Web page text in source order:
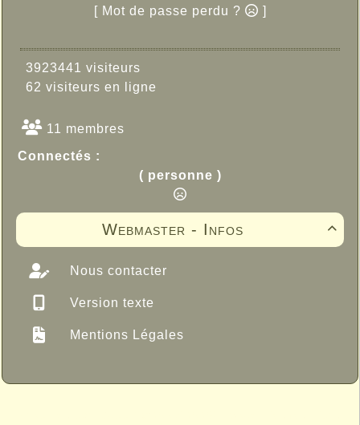
[ Mot de passe perdu ? ]
3923441 visiteurs
62 visiteurs en ligne
11 membres
Connectés :
( personne )

Webmaster - Infos
Nous contacter
Version texte
Mentions Légales